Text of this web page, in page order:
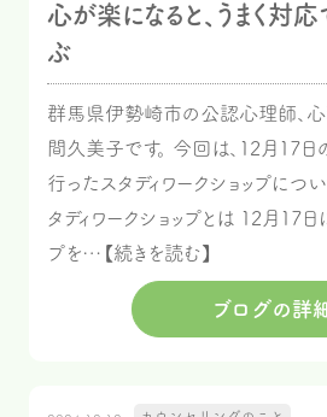
心が楽になると、うまく対応
ぶ
群馬県伊勢崎市の公認心理師、心
間久美子です。 今回は、12月17日
行ったスタディワークショップにつ
タディワークショップとは 12月17日
プを…【続きを読む】
ブログの詳